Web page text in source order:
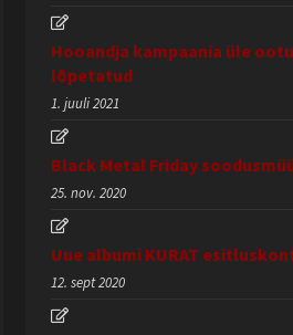
Hooandja kampaania üle
lõpetatud
1. juuli 2021
Black Metal Friday
25. nov. 2020
Uue albumi KURAT
12. sept 2020